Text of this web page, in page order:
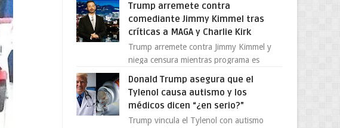
emprendedores Con la creciente neces...
Trump arremete contra
comediante Jimmy Kimmel tras
críticas a MAGA y Charlie Kirk
Trump arremete contra Jimmy Kimmel y
niega censura mientras programa es
programa Jimmy Kimmel Live! ...
Donald Trump asegura que el
Tylenol causa autismo y los
médicos dicen “¿en serio?”
Trump vincula el Tylenol con autismo